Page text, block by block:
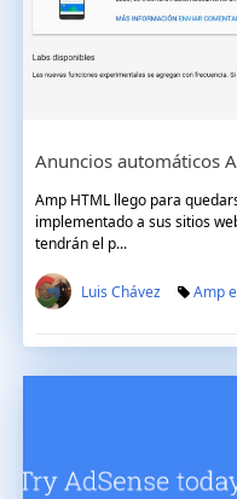
Anuncios automáticos
Amp HTML llego para
implementado a sus sitios
tendrán el p...
Luis Chávez Amp